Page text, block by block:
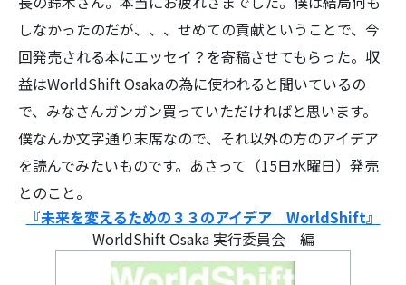
しなかったのだが、、、せめての貢献ということで、今
回発売される本にエッセイ？を寄稿させてもらった。収
益はWorldShift Osakaの為に使われると聞いているの
で、みなさんガンガン買っていただければと思います。
僕なんか文字通り末席なので、それ以外の方のアイデア
を読んでみたいものです。あさって（15日水曜日）発売
とのこと。
『未来を変えるための３３のアイデア WorldShift』
WorldShift Osaka 実行委員会 編